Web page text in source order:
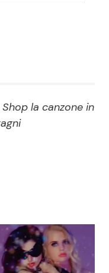
e Talent
la canzone in